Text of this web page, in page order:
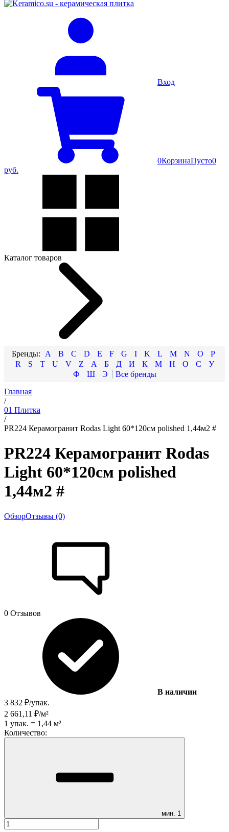
Вход
0КорзинаПусто0
руб.
Каталог товаров
A B C D E F G I K L M N O
P
R
S T U V Z А Б Д И К М Н О С
У
Ф
Ш
Э
Главная
/
01 Плитка
/
PR224 Керамогранит Rodas Light 60*120см polished 1,44м2 #
PR224 Керамогранит Rodas
Light 60*120см polished
1,44м2 #
ОбзорОтзывы (0)
0 Отзывов
В наличии
3 832 ₽/упак.
2 661,11 ₽/м²
1 упак. = 1,44 м²
Количество:
мин. 1